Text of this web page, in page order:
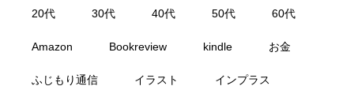
20代 30代 40代 50代 60代
Amazon Bookreview kindle お金
ふじもり通信 イラスト インプラス